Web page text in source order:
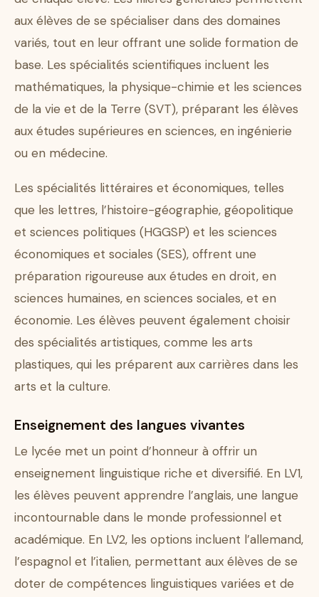
aux élèves de se spécialiser dans des domaines
variés, tout en leur offrant une solide formation de
base. Les spécialités scientifiques incluent les
mathématiques, la physique-chimie et les sciences
de la vie et de la Terre (SVT), préparant les élèves
aux études supérieures en sciences, en ingénierie
ou en médecine.
Les spécialités littéraires et économiques, telles
que les lettres, l’histoire-géographie, géopolitique
et sciences politiques (HGGSP) et les sciences
économiques et sociales (SES), offrent une
préparation rigoureuse aux études en droit, en
sciences humaines, en sciences sociales, et en
économie. Les élèves peuvent également choisir
des spécialités artistiques, comme les arts
plastiques, qui les préparent aux carrières dans les
arts et la culture.
Enseignement des langues vivantes
Le lycée met un point d’honneur à offrir un
enseignement linguistique riche et diversifié. En LV1,
les élèves peuvent apprendre l’anglais, une langue
incontournable dans le monde professionnel et
académique. En LV2, les options incluent l’allemand,
l’espagnol et l’italien, permettant aux élèves de se
doter de compétences linguistiques variées et de